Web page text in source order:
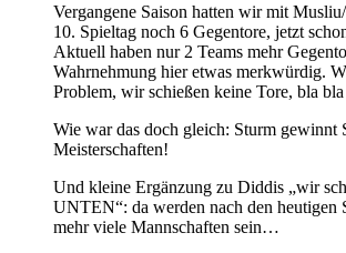
Vergangene Saison hatten wir mit
10. Spieltag noch 6 Gegentore, jetzt
Aktuell haben nur 2 Teams mehr
Wahrnehmung hier etwas merkwürdig.
Problem, wir schießen keine Tore, bla
Wie war das doch gleich: Sturm gewinnt
Meisterschaften!
Und kleine Ergänzung zu Diddis „wir
UNTEN“: da werden nach den heutigen
mehr viele Mannschaften sein…